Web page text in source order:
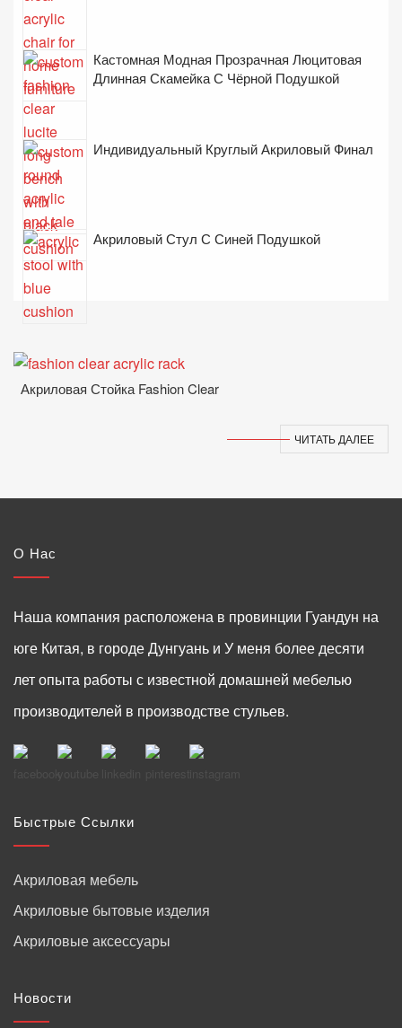
Кастомная Модная Прозрачная Люцитовая
Длинная Скамейка С Чёрной Подушкой
Индивидуальный Круглый Акриловый Финал
Акриловый Стул С Синей Подушкой
Акриловая Стойка Fashion Clear
ЧИТАТЬ ДАЛЕЕ
О Нас
Наша компания расположена в провинции Гуандун на
юге Китая, в городе Дунгуань и У меня более десяти
лет опыта работы с известной домашней мебелью
производителей в производстве стульев.
Быстрые Ссылки
Акриловая мебель
Акриловые бытовые изделия
Акриловые аксессуары
Новости